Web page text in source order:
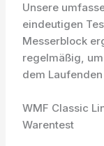
Unsere
eindeutigen
Messerblock
regelmäßig,
dem
WMF Classic
Warentest